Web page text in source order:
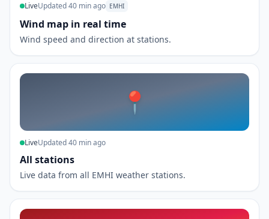
LiveUpdated 40 min ago EMHI
Wind map in real time
Wind speed and direction at stations.
📍
LiveUpdated 40 min ago
All stations
Live data from all EMHI weather stations.